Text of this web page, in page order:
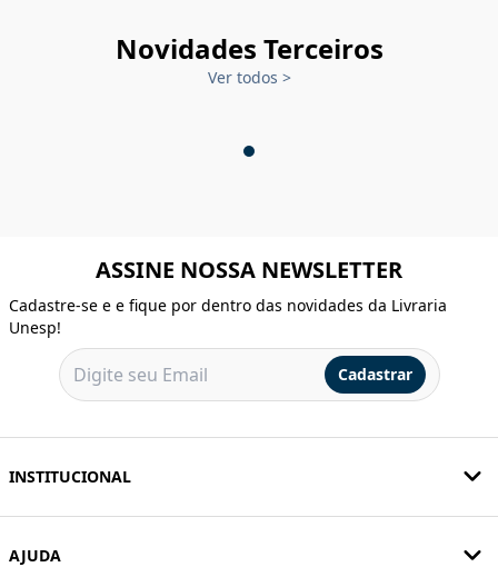
Novidades Terceiros
Ver todos >
ASSINE NOSSA NEWSLETTER
Cadastre-se e e fique por dentro das novidades da Livraria
Unesp!
Cadastrar
INSTITUCIONAL
AJUDA